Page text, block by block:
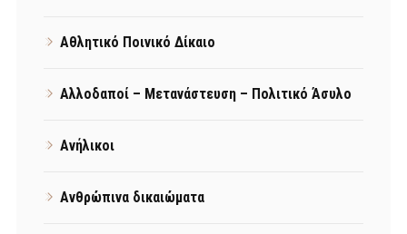
Αθλητικό Ποινικό Δίκαιο
Αλλοδαποί – Μετανάστευση – Πολιτικό Άσυλο
Ανήλικοι
Ανθρώπινα δικαιώματα